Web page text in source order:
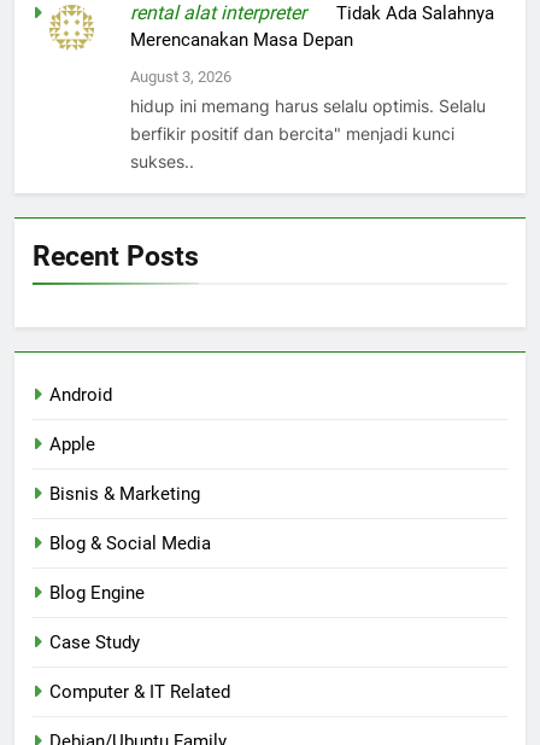
rental alat interpreteronTidak Ada Salahnya
Merencanakan Masa Depan
August 3, 2026
hidup ini memang harus selalu optimis. Selalu
berfikir positif dan bercita" menjadi kunci
sukses..
Recent Posts
Android
Apple
Bisnis & Marketing
Blog & Social Media
Blog Engine
Case Study
Computer & IT Related